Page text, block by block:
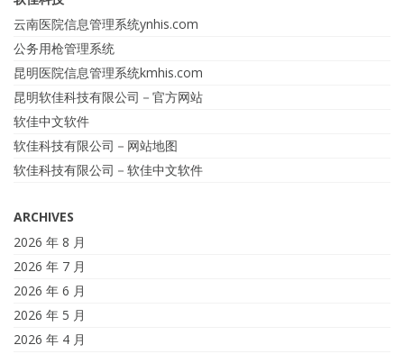
云南医院信息管理系统ynhis.com
公务用枪管理系统
昆明医院信息管理系统kmhis.com
昆明软佳科技有限公司－官方网站
软佳中文软件
软佳科技有限公司－网站地图
软佳科技有限公司－软佳中文软件
ARCHIVES
2026 年 8 月
2026 年 7 月
2026 年 6 月
2026 年 5 月
2026 年 4 月